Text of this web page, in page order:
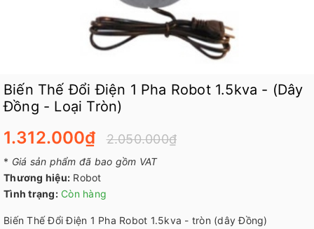
Biến Thế Đổi Điện 1 Pha Robot 1.5kva - (Dây
Đồng - Loại Tròn)
1.312.000₫ 2.050.000₫
* Giá sản phẩm đã bao gồm VAT
Thương hiệu: Robot
Tình trạng: Còn hàng
Biến Thế Đổi Điện 1 Pha Robot 1.5kva - tròn (dây Đồng)